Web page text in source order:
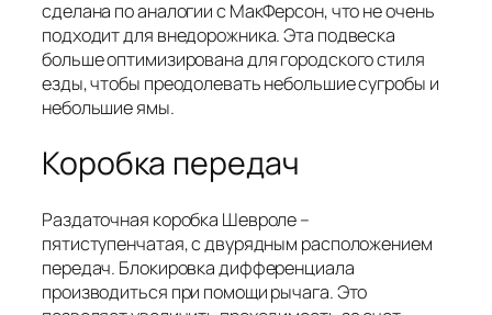
сделана по аналогии с МакФерсон, что не очень
подходит для внедорожника. Эта подвеска
больше оптимизирована для городского стиля
езды, чтобы преодолевать небольшие сугробы и
небольшие ямы.
Коробка передач
Раздаточная коробка Шевроле –
пятиступенчатая, с двурядным расположением
передач. Блокировка дифференциала
производиться при помощи рычага. Это